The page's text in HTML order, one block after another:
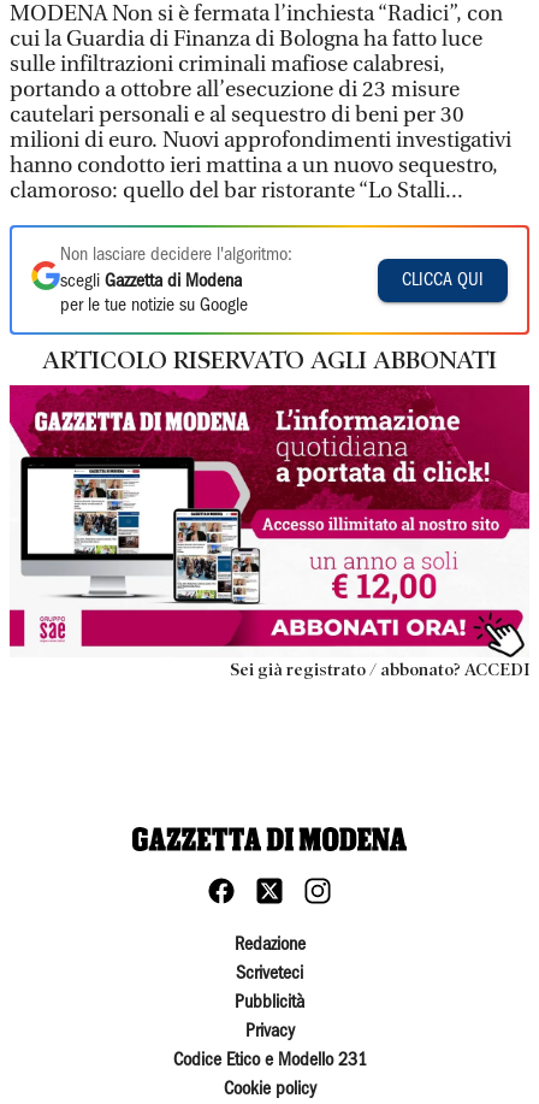
MODENA Non si è fermata l’inchiesta “Radici”, con
cui la Guardia di Finanza di Bologna ha fatto luce
sulle infiltrazioni criminali mafiose calabresi,
portando a ottobre all’esecuzione di 23 misure
cautelari personali e al sequestro di beni per 30
milioni di euro. Nuovi approfondimenti investigativi
hanno condotto ieri mattina a un nuovo sequestro,
clamoroso: quello del bar ristorante “Lo Stalli...
Non lasciare decidere l'algoritmo:
scegli Gazzetta di Modena
per le tue notizie su Google
CLICCA QUI
ARTICOLO RISERVATO AGLI ABBONATI
Sei già registrato / abbonato? ACCEDI
Redazione
Scriveteci
Pubblicità
Privacy
Codice Etico e Modello 231
Cookie policy